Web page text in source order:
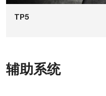
TP5
辅助系统